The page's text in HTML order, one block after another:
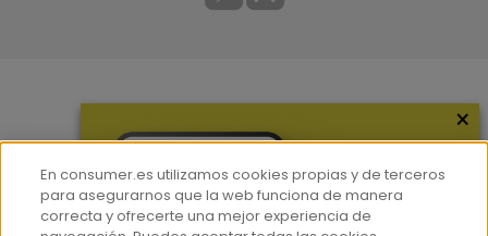
Hemeroteca
Contacto
×
En consumer.es utilizamos cookies propias y de terceros
para asegurarnos que la web funciona de manera
correcta y ofrecerte una mejor experiencia de